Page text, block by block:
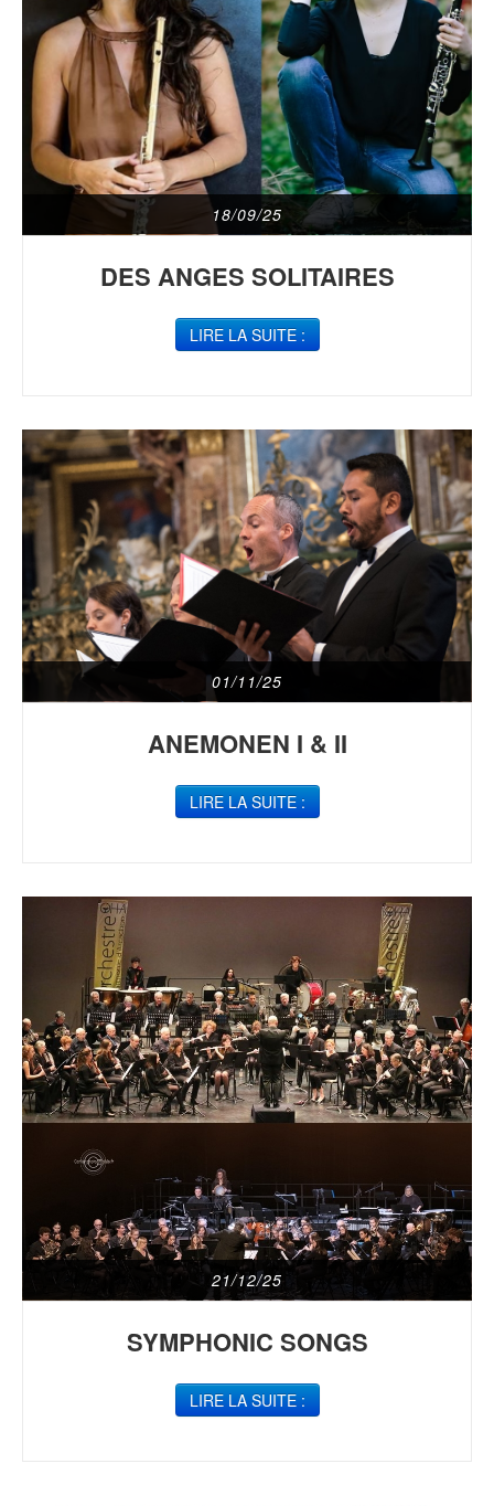
18/09/25
DES ANGES SOLITAIRES
LIRE LA SUITE :
01/11/25
ANEMONEN I & II
LIRE LA SUITE :
21/12/25
SYMPHONIC SONGS
LIRE LA SUITE :